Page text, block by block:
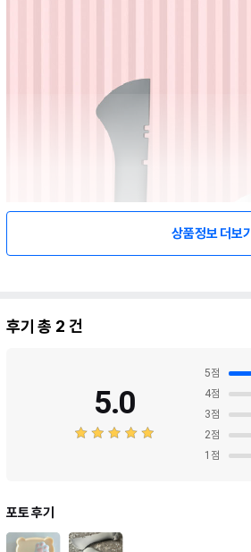
상품정보 더보기
후기 총 2 건
5.0
5점
4점
3점
2점
1 점
포토 후기